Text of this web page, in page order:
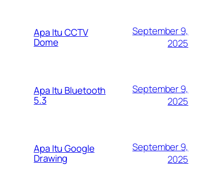
Apa Itu CCTV
Dome
September 9,
2025
Apa Itu Bluetooth
5.3
September 9,
2025
Apa Itu Google
Drawing
September 9,
2025